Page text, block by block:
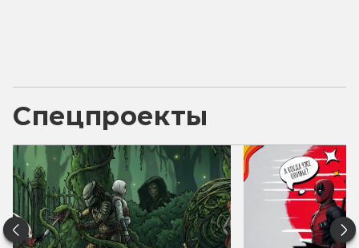
Спецпроекты